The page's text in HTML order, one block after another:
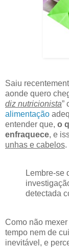
Saiu
aonde quero
diz nutricionista”
alimentação
entender que, o
enfraquece, e
unhas e cabelos.
Lembre-se
detectada
Como não
tempo nem de
inevitável, e